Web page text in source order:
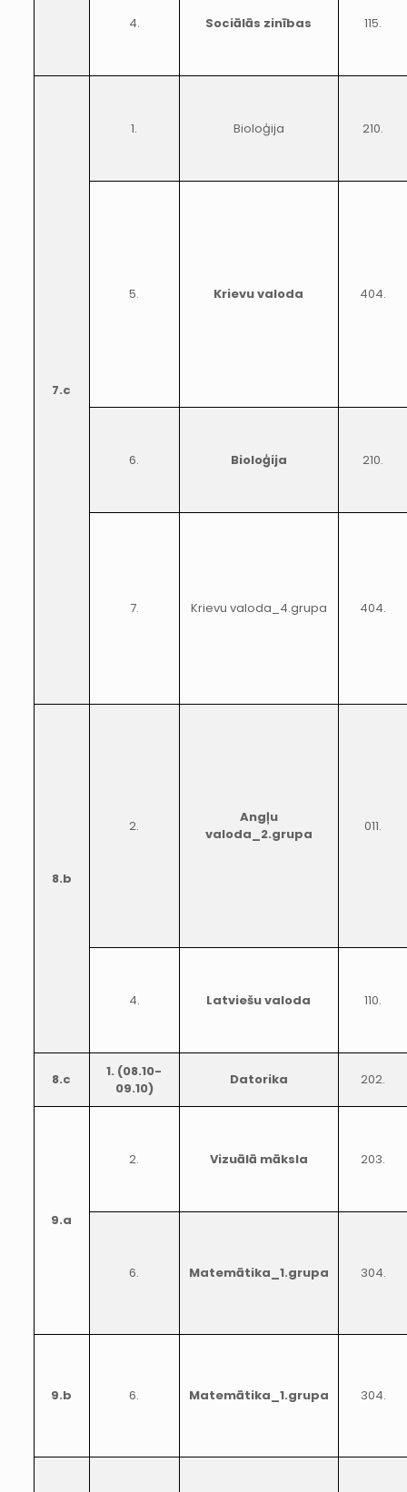
4. Sociālās zinības 115.
7.c
1. Bioloģija 210.
5. Krievu valoda 404.
6. Bioloģija 210.
7. Krievu valoda_4.grupa 404.
8.b
2.
Angļu
valoda_2.grupa
011.
4. Latviešu valoda 110.
8.c
1. (08.10-
09.10)
Datorika 202.
9.a
2. Vizuālā māksla 203.
6. Matemātika_1.grupa 304.
9.b 6. Matemātika_1.grupa 304.